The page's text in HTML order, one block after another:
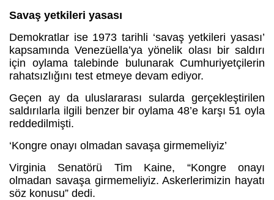
Savaş yetkileri yasası
Demokratlar ise 1973 tarihli ‘savaş yetkileri yasası’
kapsamında Venezüella’ya yönelik olası bir saldırı
için oylama talebinde bulunarak Cumhuriyetçilerin
rahatsızlığını test etmeye devam ediyor.
Geçen ay da uluslararası sularda gerçekleştirilen
saldırılarla ilgili benzer bir oylama 48’e karşı 51 oyla
reddedilmişti.
‘Kongre onayı olmadan savaşa girmemeliyiz’
Virginia Senatörü Tim Kaine, “Kongre onayı
olmadan savaşa girmemeliyiz. Askerlerimizin hayatı
söz konusu” dedi.